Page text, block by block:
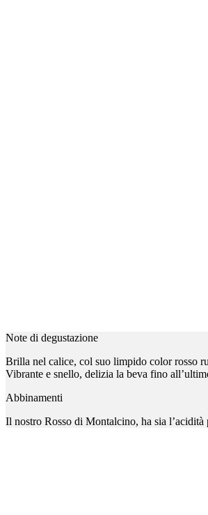
Note di degustazione
Brilla nel calice, col suo limpido color rosso
Vibrante e snello, delizia la beva fino
Abbinamenti
Il nostro Rosso di Montalcino, ha sia